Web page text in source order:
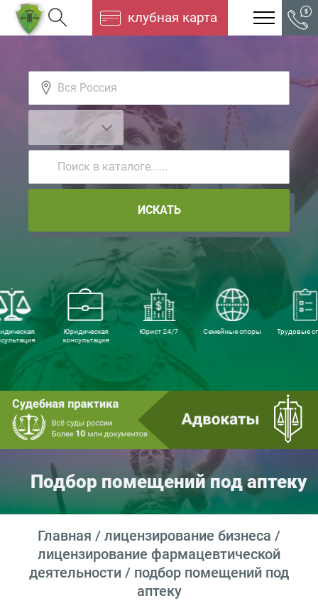
клубная карта
ИСКАТЬ
Юридическая
консультация
Юрист 24/7 Семейные споры Трудовые
Подбор помещений под аптеку
Главная / лицензирование бизнеса /
лицензирование фармацевтической
деятельности / подбор помещений под
аптеку